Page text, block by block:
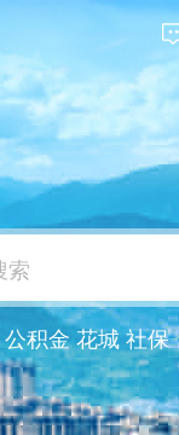
公积金 花城 社保